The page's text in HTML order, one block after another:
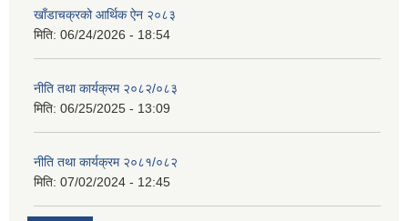
खाँडाचक्रको आर्थिक ऐन २०८३
मिति: 06/24/2026 - 18:54
नीति तथा कार्यक्रम २०८२/०८३
मिति: 06/25/2025 - 13:09
नीति तथा कार्यक्रम २०८१/०८२
मिति: 07/02/2024 - 12:45